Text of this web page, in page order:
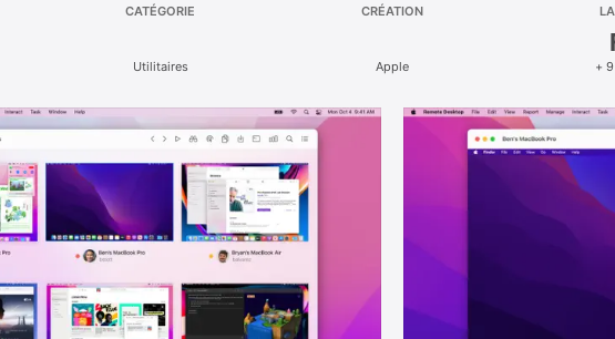
CATÉGORIE
Utilitaires
CRÉATION
Apple +